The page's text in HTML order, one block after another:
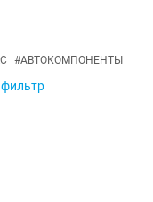
#АВТОКОМПОНЕНТЫ
фильтр